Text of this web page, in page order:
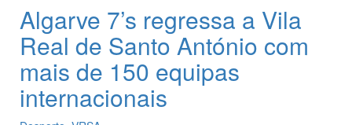
Algarve 7’s regressa a Vila
Real de Santo António com
mais de 150 equipas
internacionais